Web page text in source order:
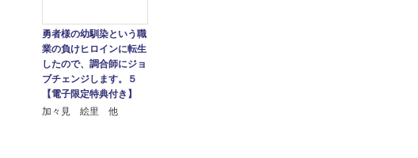
勇者様の幼馴染という職
業の負けヒロインに転生
したので、調合師にジョ
ブチェンジします。５
【電子限定特典付き】
加々見 絵里 他